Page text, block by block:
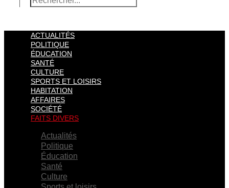
ACTUALITÉS
POLITIQUE
ÉDUCATION
SANTÉ
CULTURE
SPORTS ET LOISIRS
HABITATION
AFFAIRES
SOCIÉTÉ
FAITS DIVERS
Actualités
Politique
Éducation
Santé
Culture